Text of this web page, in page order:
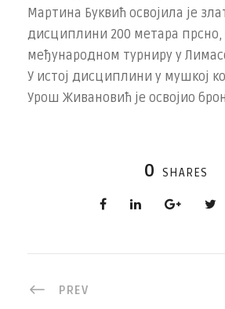
Мартина Буквић освојила је
дисциплини 200 метара прсно,
међународном турниру у
У истој дисциплини у мушкој
Урош Живановић је освојио
0 SHARES
PREV